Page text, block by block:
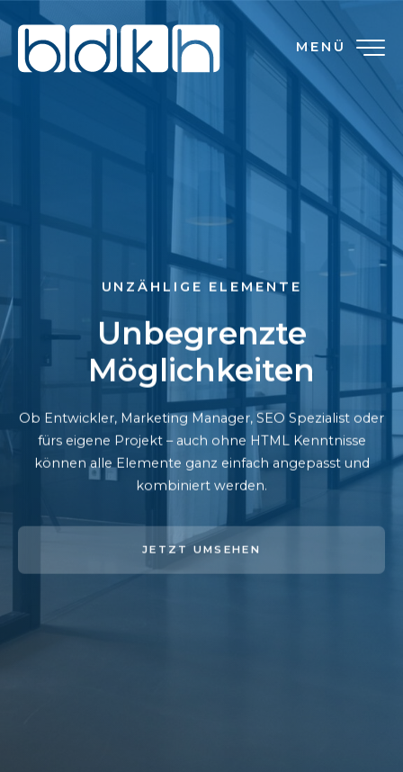
MENÜ
UNZÄHLIGE ELEMENTE
Unbegrenzte
Möglichkeiten
Ob Entwickler, Marketing Manager, SEO Spezialist oder
fürs eigene Projekt – auch ohne HTML Kenntnisse
können alle Elemente ganz einfach angepasst und
kombiniert werden.
JETZT UMSEHEN